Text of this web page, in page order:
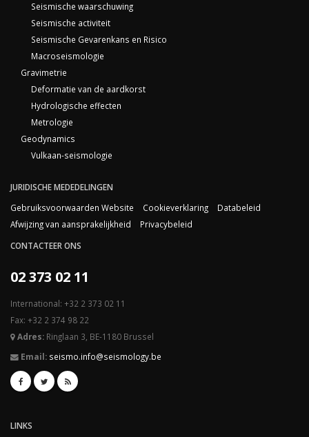
Seismische waarschuwing
Seismische activiteit
Seismische Gevarenkans en Risico
Macroseismologie
Gravimetrie
Deformatie van de aardkorst
Hydrologische effecten
Metrologie
Geodynamics
Vulkaan-seismologie
JURIDISCHE MEDEDELINGEN
Gebruiksvoorwaarden Website
Cookieverklaring
Databeleid
Afwijzing van aansprakelijkheid
Privacybeleid
CONTACTEER ONS
02 373 02 11
International: +32 2 373 02 11
Fax: +32 2 374 98 22
Adres: Ringlaan 3, BE-1180 Brussel
Email: seismo.info@seismology.be
LINKS